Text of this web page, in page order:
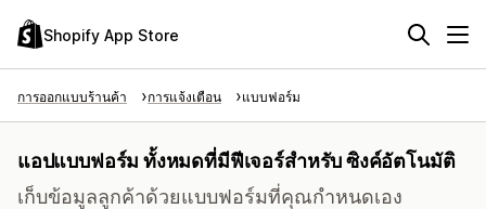
Shopify App Store
การออกแบบร้านค้า การแจ้งเตือน แบบฟอร์ม
แอปแบบฟอร์ม ทั้งหมดที่มีฟีเจอร์สำหรับ ซิงค์อัตโนมัติ
เก็บข้อมูลลูกค้าด้วยแบบฟอร์มที่คุณกำหนดเอง